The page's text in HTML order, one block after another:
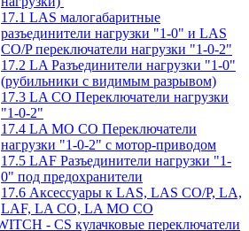
17.1 LAS малогабаритные
разъединители нагрузки "1-0" и LAS
CO/P переключатели нагрузки "1-0-2"
17.2 LA Разъединители нагрузки "1-0"
(рубильники с видимым разрывом)
17.3 LA CO Переключатели нагрузки
"1-0-2"
17.4 LA MO CO Переключатели
нагрузки "1-0-2" с мотор-приводом
17.5 LAF Разъединители нагрузки "1-
0" под предохранители
17.6 Аксессуары к LAS, LAS CO/P, LA,
LAF, LA CO, LA MO CO
- CS кулачковые переключатели